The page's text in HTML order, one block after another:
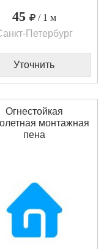
45
/ 1 м
Петербург
Уточнить
Огнестойкая
монтажная
пена